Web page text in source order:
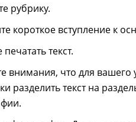
рубрику.
короткое вступление к
текст.
внимания, что для
разделить текст на